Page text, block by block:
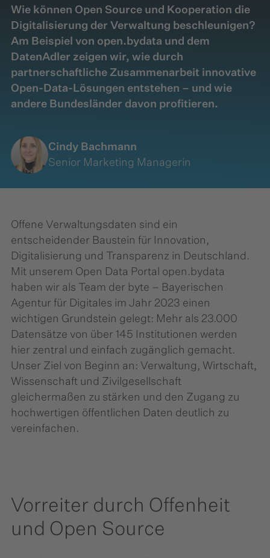
Wie können Open Source und Kooperation die
Digitalisierung der Verwaltung beschleunigen?
Am Beispiel von open.bydata und dem
DatenAdler zeigen wir, wie durch
partnerschaftliche Zusammenarbeit innovative
Open-Data-Lösungen entstehen – und wie
andere Bundesländer davon profitieren.
Cindy Bachmann
Senior Marketing Managerin
Offene Verwaltungsdaten sind ein
entscheidender Baustein für Innovation,
Digitalisierung und Transparenz in Deutschland.
Mit unserem Open Data Portal open.bydata
haben wir als Team der byte – Bayerischen
Agentur für Digitales im Jahr 2023 einen
wichtigen Grundstein gelegt: Mehr als 23.000
Datensätze von über 145 Institutionen werden
hier zentral und einfach zugänglich gemacht.
Unser Ziel von Beginn an: Verwaltung, Wirtschaft,
Wissenschaft und Zivilgesellschaft
gleichermaßen zu stärken und den Zugang zu
hochwertigen öffentlichen Daten deutlich zu
vereinfachen.
Vorreiter durch Offenheit
und Open Source